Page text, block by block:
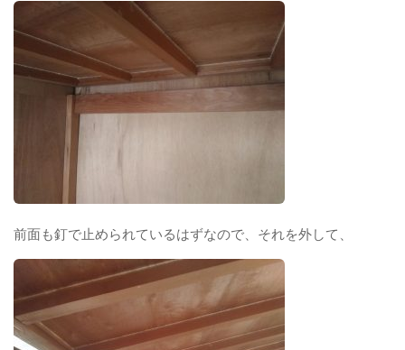
前面も釘で止められているはずなので、それを外して、